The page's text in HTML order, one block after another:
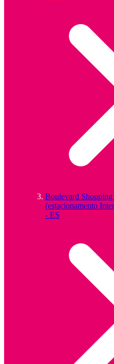
Boulevard Shopping
(estacionamento
- ES